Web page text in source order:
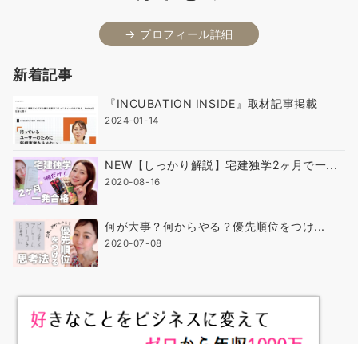
→ プロフィール詳細
新着記事
『INCUBATION INSIDE』取材記事掲載
2024-01-14
NEW【しっかり解説】宅建独学2ヶ月で一...
2020-08-16
何が大事？何からやる？優先順位をつけ...
2020-07-08